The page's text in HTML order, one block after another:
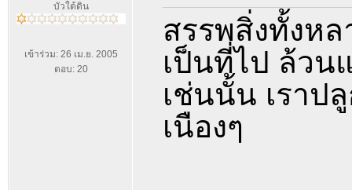
บัวใต้ดิน
เข้าร่วม: 26 เม.ย. 2005
ตอบ: 20
สรรพสิ่งทั้งห
เป็นที่ไป ล้วน
เช่นนั้น เราป
เนืองๆ